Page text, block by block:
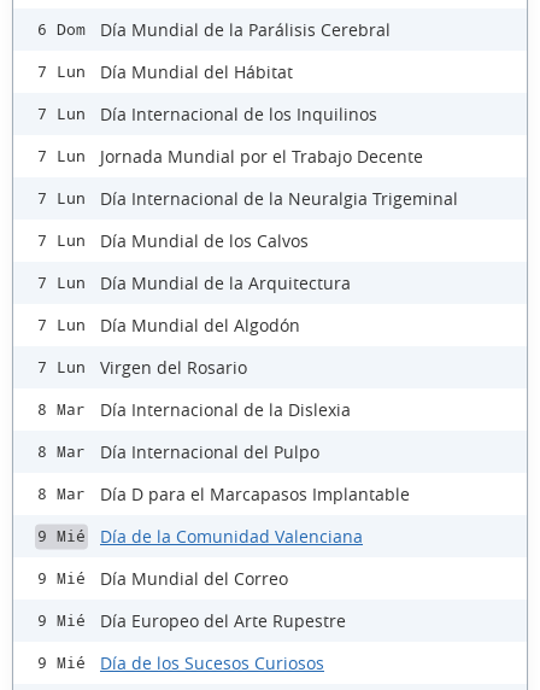
6 Dom Día Mundial de la Parálisis Cerebral
7 Lun Día Mundial del Hábitat
7 Lun Día Internacional de los Inquilinos
7 Lun Jornada Mundial por el Trabajo Decente
7 Lun Día Internacional de la Neuralgia Trigeminal
7 Lun Día Mundial de los Calvos
7 Lun Día Mundial de la Arquitectura
7 Lun Día Mundial del Algodón
7 Lun Virgen del Rosario
8 Mar Día Internacional de la Dislexia
8 Mar Día Internacional del Pulpo
8 Mar Día D para el Marcapasos Implantable
9 Mié Día de la Comunidad Valenciana
9 Mié Día Mundial del Correo
9 Mié Día Europeo del Arte Rupestre
9 Mié Día de los Sucesos Curiosos